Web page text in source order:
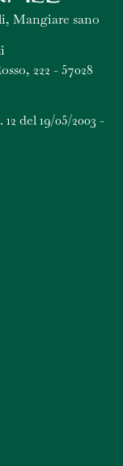
Mangiare sano
222 - 57028
del 19/05/2003 -